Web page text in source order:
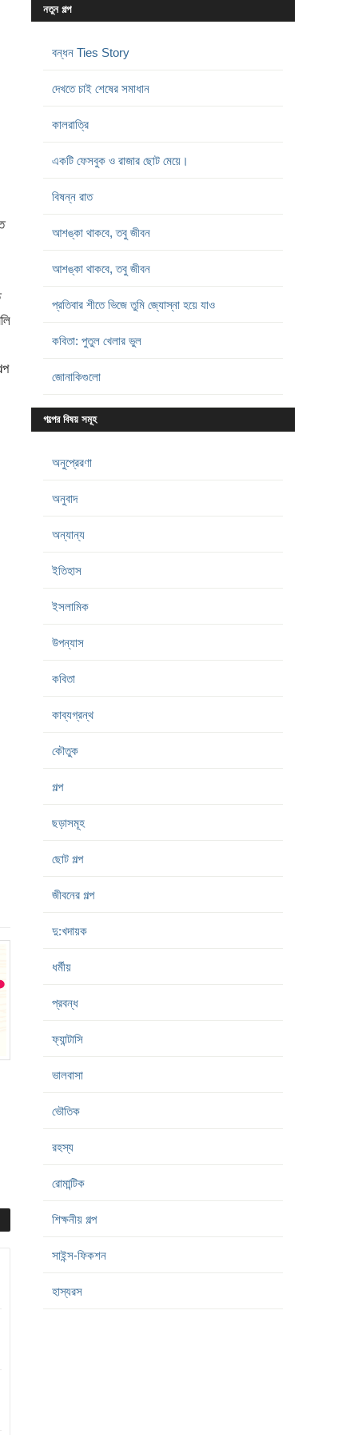
নতুন গল্প
বন্ধন Ties Story
দেখতে চাই শেষের সমাধান
কালরাত্রি
একটি ফেসবুক ও রাজার ছোট মেয়ে।
বিষন্ন রাত
আশঙ্কা থাকবে, তবু জীবন
আশঙ্কা থাকবে, তবু জীবন
প্রতিবার শীতে ভিজে তুমি জ্যোস্না হয়ে যাও
কবিতা: পুতুল খেলার ভুল
জোনাকিগুলো
গল্পের বিষয় সমূহ
অনুপ্রেরণা
অনুবাদ
অন্যান্য
ইতিহাস
ইসলামিক
উপন্যাস
কবিতা
কাব্যগ্রন্থ
কৌতুক
গল্প
ছড়াসমূহ
ছোট গল্প
জীবনের গল্প
দু:খদায়ক
ধর্মীয়
প্রবন্ধ
ফ্যান্টাসি
ভালবাসা
ভৌতিক
রহস্য
রোমান্টিক
শিক্ষনীয় গল্প
সাইন্স-ফিকশন
হাস্যরস